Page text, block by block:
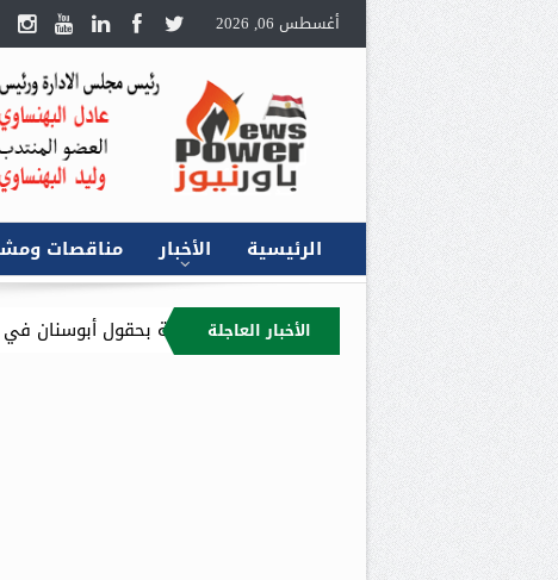
أغسطس 06, 2026
الرئيسية الأخبار مناقصات
الأخبار العاجلة
يتفقدان أعمال الصيانة بحقول أبوسنان في الصحراء الغربية
العربي للطاقة من إجراء الفحص النافي للجهالة